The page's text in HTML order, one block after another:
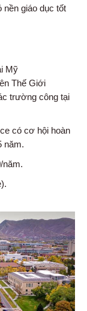
nền giáo dục tốt
Mỹ
Thế Giới
trường công tại
có cơ hội hoàn
năm.
năm.